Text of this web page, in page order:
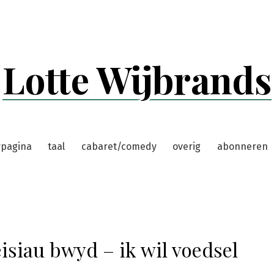
Lotte Wijbrands
taal cabaret/comedy overig abonneren
bwyd – ik wil voedsel